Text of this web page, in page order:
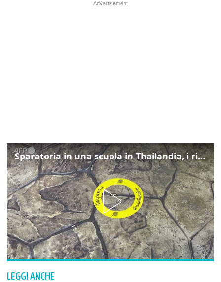
Sparatoria in una scuola in Thailandia, i rilievi della polizia
LEGGI ANCHE